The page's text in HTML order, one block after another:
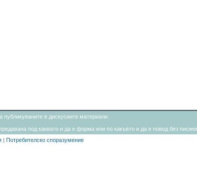
в дискусиите материали.
под каквато и да е форма или по какъвто и да е повод без
| Потребителско споразумение